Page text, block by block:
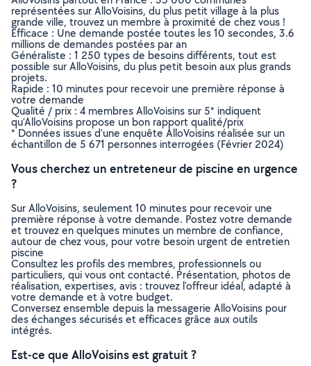
représentées sur AlloVoisins, du plus petit village à la plus
grande ville, trouvez un membre à proximité de chez vous !
Efficace : Une demande postée toutes les 10 secondes, 3.6
millions de demandes postées par an
Généraliste : 1 250 types de besoins différents, tout est
possible sur AlloVoisins, du plus petit besoin aux plus grands
projets.
Rapide : 10 minutes pour recevoir une première réponse à
votre demande
Qualité / prix : 4 membres AlloVoisins sur 5* indiquent
qu’AlloVoisins propose un bon rapport qualité/prix
* Données issues d’une enquête AlloVoisins réalisée sur un
échantillon de 5 671 personnes interrogées (Février 2024)
Vous cherchez un entreteneur de piscine en urgence
?
Sur AlloVoisins, seulement 10 minutes pour recevoir une
première réponse à votre demande. Postez votre demande
et trouvez en quelques minutes un membre de confiance,
autour de chez vous, pour votre besoin urgent de entretien
piscine
Consultez les profils des membres, professionnels ou
particuliers, qui vous ont contacté. Présentation, photos de
réalisation, expertises, avis : trouvez l'offreur idéal, adapté à
votre demande et à votre budget.
Conversez ensemble depuis la messagerie AlloVoisins pour
des échanges sécurisés et efficaces grâce aux outils
intégrés.
Est-ce que AlloVoisins est gratuit ?